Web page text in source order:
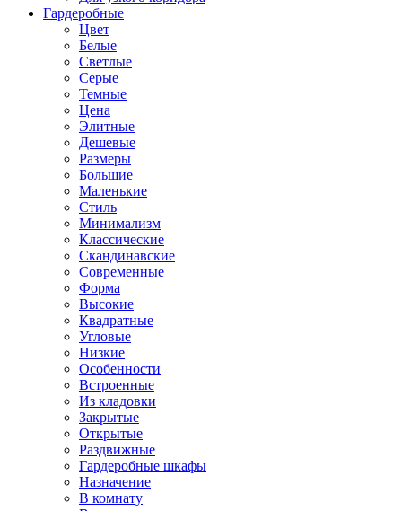
Гардеробные
Цвет
Белые
Светлые
Серые
Темные
Цена
Элитные
Дешевые
Размеры
Большие
Маленькие
Стиль
Минимализм
Классические
Скандинавские
Современные
Форма
Высокие
Квадратные
Угловые
Низкие
Особенности
Встроенные
Из кладовки
Закрытые
Открытые
Раздвижные
Гардеробные шкафы
Назначение
В комнату